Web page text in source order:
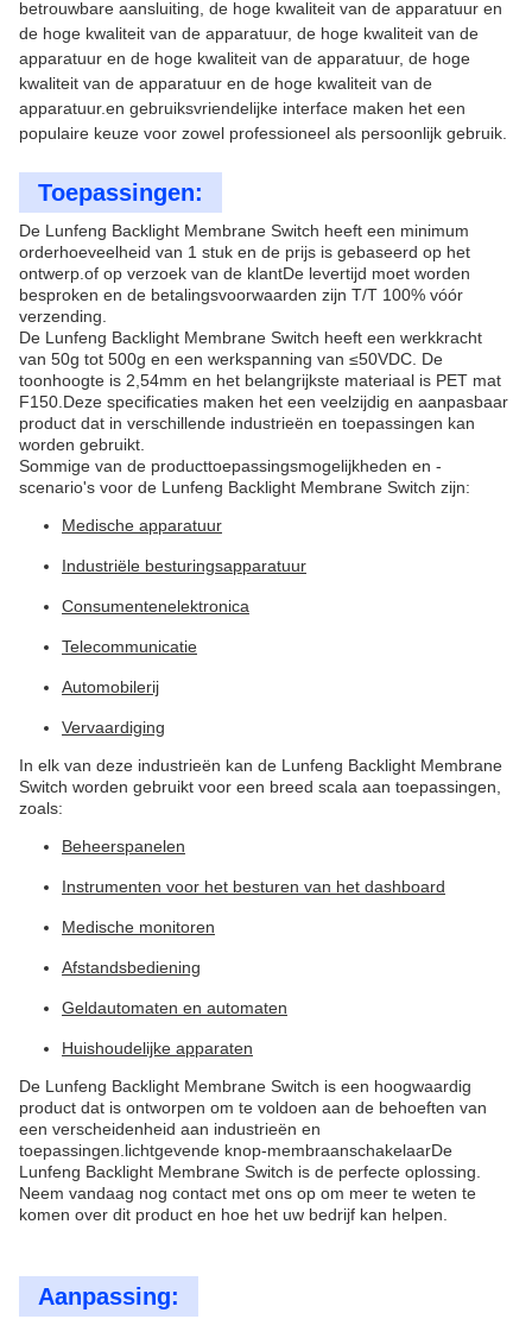
betrouwbare aansluiting, de hoge kwaliteit van de apparatuur en
de hoge kwaliteit van de apparatuur, de hoge kwaliteit van de
apparatuur en de hoge kwaliteit van de apparatuur, de hoge
kwaliteit van de apparatuur en de hoge kwaliteit van de
apparatuur.en gebruiksvriendelijke interface maken het een
populaire keuze voor zowel professioneel als persoonlijk gebruik.
Toepassingen:
De Lunfeng Backlight Membrane Switch heeft een minimum
orderhoeveelheid van 1 stuk en de prijs is gebaseerd op het
ontwerp.of op verzoek van de klantDe levertijd moet worden
besproken en de betalingsvoorwaarden zijn T/T 100% vóór
verzending.
De Lunfeng Backlight Membrane Switch heeft een werkkracht
van 50g tot 500g en een werkspanning van ≤50VDC. De
toonhoogte is 2,54mm en het belangrijkste materiaal is PET mat
F150.Deze specificaties maken het een veelzijdig en aanpasbaar
product dat in verschillende industrieën en toepassingen kan
worden gebruikt.
Sommige van de producttoepassingsmogelijkheden en -
scenario's voor de Lunfeng Backlight Membrane Switch zijn:
Medische apparatuur
Industriële besturingsapparatuur
Consumentenelektronica
Telecommunicatie
Automobilerij
Vervaardiging
In elk van deze industrieën kan de Lunfeng Backlight Membrane
Switch worden gebruikt voor een breed scala aan toepassingen,
zoals:
Beheerspanelen
Instrumenten voor het besturen van het dashboard
Medische monitoren
Afstandsbediening
Geldautomaten en automaten
Huishoudelijke apparaten
De Lunfeng Backlight Membrane Switch is een hoogwaardig
product dat is ontworpen om te voldoen aan de behoeften van
een verscheidenheid aan industrieën en
toepassingen.lichtgevende knop-membraanschakelaarDe
Lunfeng Backlight Membrane Switch is de perfecte oplossing.
Neem vandaag nog contact met ons op om meer te weten te
komen over dit product en hoe het uw bedrijf kan helpen.
Aanpassing: